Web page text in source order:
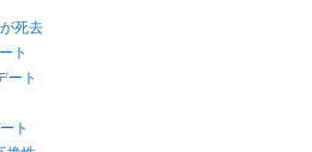
死去
ト
ート
ト